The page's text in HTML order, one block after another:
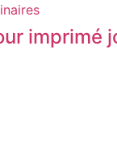
imprimé